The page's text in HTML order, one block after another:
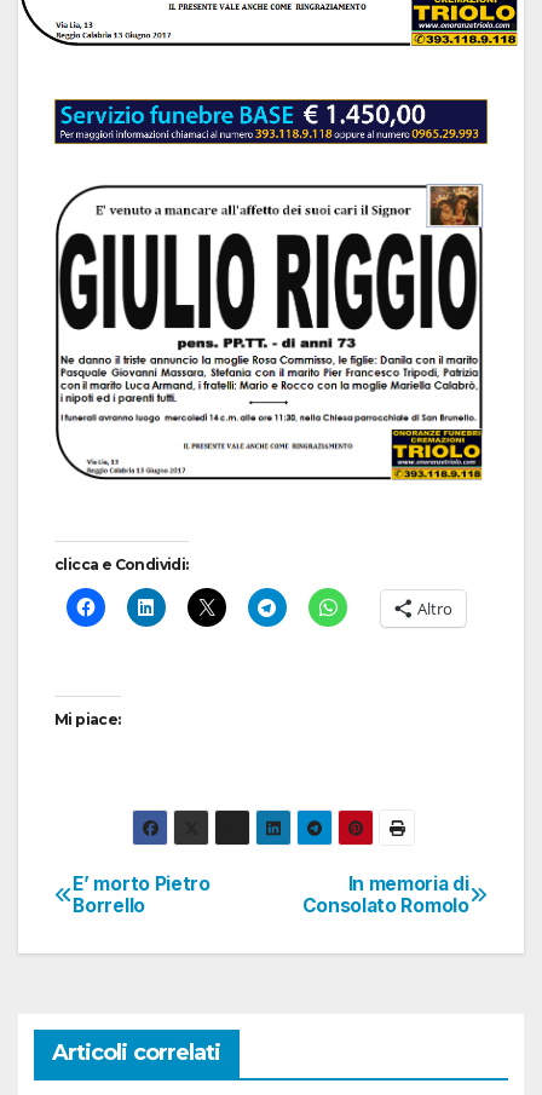
clicca e Condividi:
Altro
Mi piace:
Navigazione
articoli
In memoria di
Consolato Romolo
E’ morto Pietro
Borrello
Articoli correlati